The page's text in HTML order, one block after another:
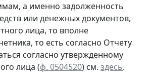
а именно задолженность
или денежных документов,
лица, то вполне
то есть согласно Отчету
согласно утвержденному
лица (ф. 0504520) см. здесь.